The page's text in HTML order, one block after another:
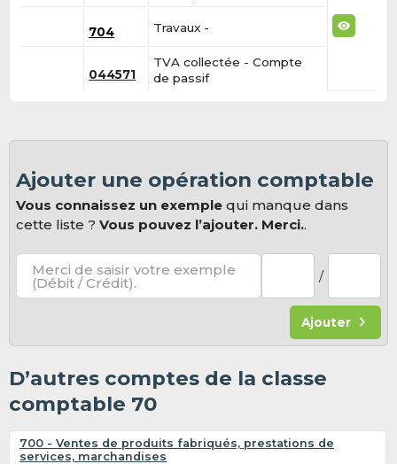
704 Travaux -
044571
TVA collectée - Compte
de passif
Ajouter une opération comptable
Vous connaissez un exemple qui manque dans
cette liste ?Vous pouvez l’ajouter. Merci..
Merci de saisir votre exemple
(Débit / Crédit). /
Ajouter
D’autres comptes de la classe
comptable 70
700 - Ventes de produits fabriqués, prestations de
services, marchandises